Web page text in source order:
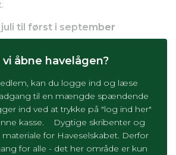
juli til først i september
vi åbne havelågen?
kan du logge ind og læse
til en mængde spændende
ind ved at trykke på "log ind her"
kasse. Dygtige skribenter og
for Haveselskabet. Derfor
for alle - det her område er kun